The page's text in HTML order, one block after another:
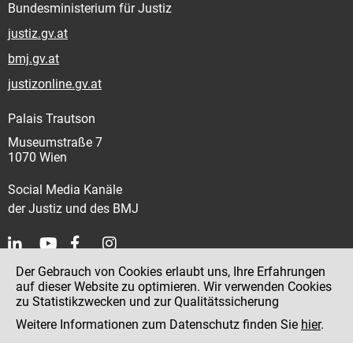
Bundesministerium für Justiz
justiz.gv.at
bmj.gv.at
justizonline.gv.at
Palais Trautson
Museumstraße 7
1070 Wien
Social Media Kanäle
der Justiz und des BMJ
Kontakt
Impressum
Datenschutz
Der Gebrauch von Cookies erlaubt uns, Ihre Erfahrungen
auf dieser Website zu optimieren. Wir verwenden Cookies
zu Statistikzwecken und zur Qualitätssicherung
Weitere Informationen zum Datenschutz finden Sie hier.